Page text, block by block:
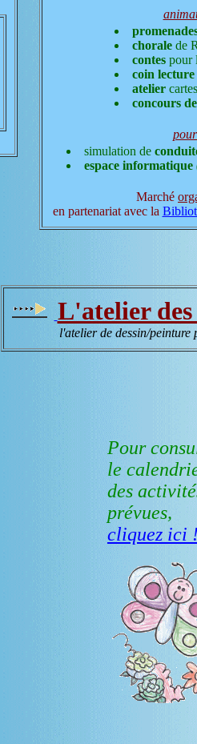
chorale de
contes pour
coin lecture
atelier
concours
simulation de
espace informatique
Marché
en partenariat avec la
L'atelier
l'atelier de dessin/peinture
Pour
le
des
prévues,
cliquez ici !